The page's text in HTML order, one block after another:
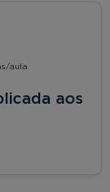
aula
aos